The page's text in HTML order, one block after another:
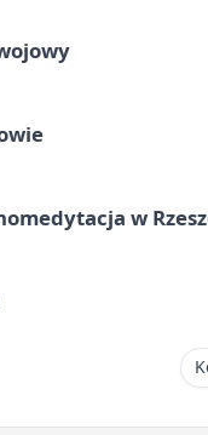
w